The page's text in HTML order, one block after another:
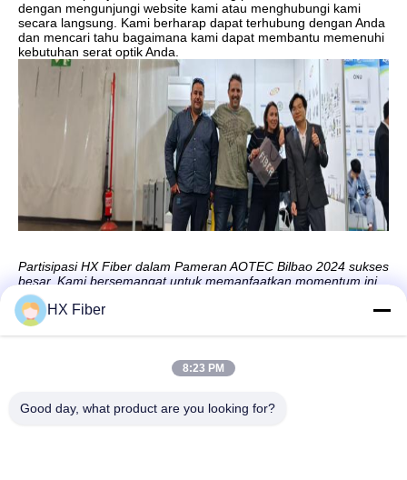
dengan mengunjungi website kami atau menghubungi kami
secara langsung. Kami berharap dapat terhubung dengan Anda
dan mencari tahu bagaimana kami dapat membantu memenuhi
kebutuhan serat optik Anda.
Partisipasi HX Fiber dalam Pameran AOTEC Bilbao 2024 sukses
besar. Kami bersemangat untuk memanfaatkan momentum ini
dan terus mendorong inovasi dalam industri serat optik.
HX Fiber
8:23 PM
Good day, what product are you looking for?